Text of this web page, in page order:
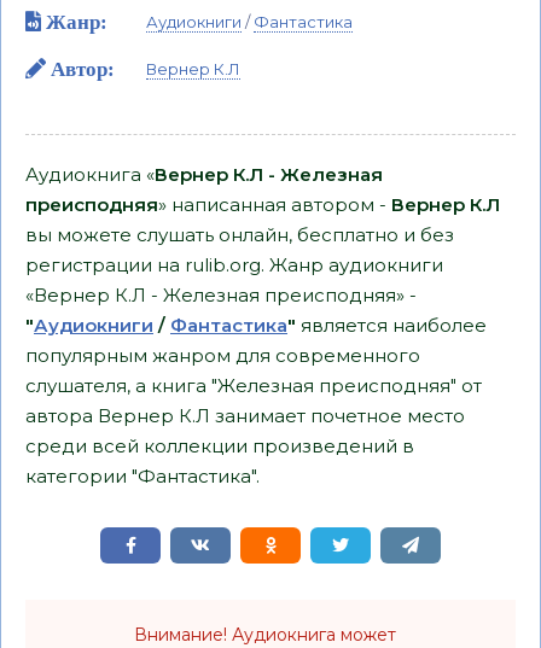
Жанр:
Аудиокниги /Фантастика
Автор: Вернер К.Л
Аудиокнига «Вернер К.Л - Железная
преисподняя» написанная автором - Вернер К.Л
вы можете слушать онлайн, бесплатно и без
регистрации на rulib.org. Жанр аудиокниги
«Вернер К.Л - Железная преисподняя» -
"Аудиокниги / Фантастика" является наиболее
популярным жанром для современного
слушателя, а книга "Железная преисподняя" от
автора Вернер К.Л занимает почетное место
среди всей коллекции произведений в
категории "Фантастика".
Внимание! Аудиокнига может